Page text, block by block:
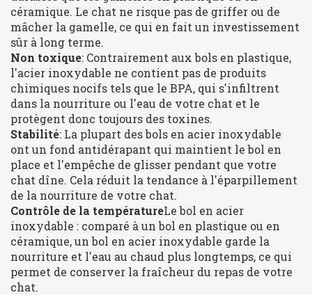
céramique. Le chat ne risque pas de griffer ou de
mâcher la gamelle, ce qui en fait un investissement
sûr à long terme.
Non toxique: Contrairement aux bols en plastique,
l'acier inoxydable ne contient pas de produits
chimiques nocifs tels que le BPA, qui s'infiltrent
dans la nourriture ou l'eau de votre chat et le
protègent donc toujours des toxines.
Stabilité: La plupart des bols en acier inoxydable
ont un fond antidérapant qui maintient le bol en
place et l'empêche de glisser pendant que votre
chat dîne. Cela réduit la tendance à l'éparpillement
de la nourriture de votre chat.
Contrôle de la températureLe bol en acier
inoxydable : comparé à un bol en plastique ou en
céramique, un bol en acier inoxydable garde la
nourriture et l'eau au chaud plus longtemps, ce qui
permet de conserver la fraîcheur du repas de votre
chat.